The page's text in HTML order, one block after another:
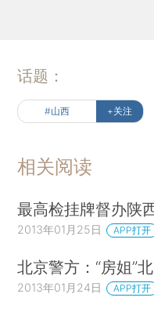
话题：
#山西 +关注
相关阅读
最高检挂牌督办陕
2013年01月25日 APP打开
北京警方：“房姐”
2013年01月24日 APP打开